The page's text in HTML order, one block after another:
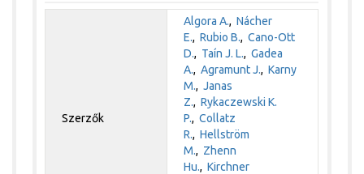
Szerzők
Algora A.,Nácher
E.,Rubio B.,Cano-Ott
D., Taín J. L.,Gadea
A.,Agramunt J.,Karny
M.,Janas
Z.,Rykaczewski K.
P.,Collatz
R.,Hellström
M., Zhenn
Hu.,Kirchner